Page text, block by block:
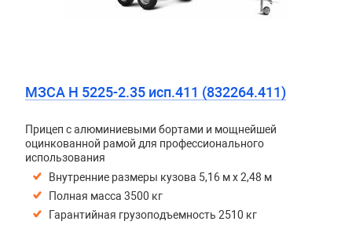
МЗСА H 5225-2.35 исп.411 (832264.411)
Прицеп с алюминиевыми бортами и мощнейшей
оцинкованной рамой для профессионального
использования
Внутренние размеры кузова 5,16 м х 2,48 м
Полная масса 3500 кг
Гарантийная грузоподъемность 2510 кг